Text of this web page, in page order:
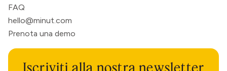
FAQ
hello@minut.com
Prenota una demo